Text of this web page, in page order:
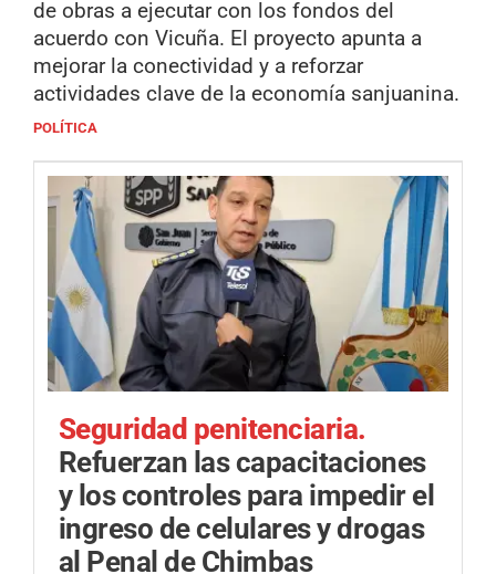
de obras a ejecutar con los fondos del
acuerdo con Vicuña. El proyecto apunta a
mejorar la conectividad y a reforzar
actividades clave de la economía sanjuanina.
POLÍTICA
Seguridad penitenciaria.
Refuerzan las capacitaciones
y los controles para impedir el
ingreso de celulares y drogas
al Penal de Chimbas